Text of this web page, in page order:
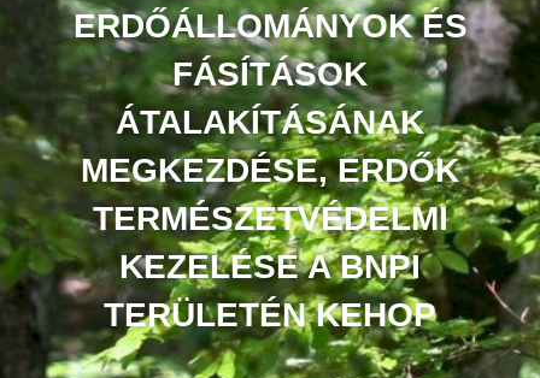
ERDŐÁLLOMÁNYOK ÉS
FÁSÍTÁSOK
ÁTALAKÍTÁSÁNAK
MEGKEZDÉSE, ERDŐK
TERMÉSZETVÉDELMI
KEZELÉSE A BNPI
TERÜLETÉN KEHOP